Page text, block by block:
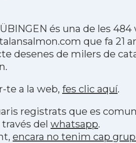
és una de les
que fa 21
desenes de milers de
te a la web, fes clic aquí.
registrats que es
del whatsapp.
encara no tenim cap